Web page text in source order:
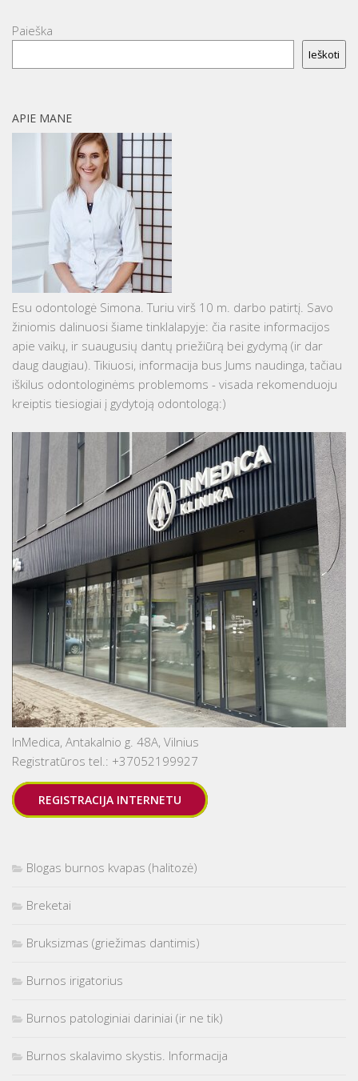
Paieška
Ieškoti
APIE MANE
Esu odontologė Simona. Turiu virš 10 m. darbo patirtį. Savo
žiniomis dalinuosi šiame tinklalapyje: čia rasite informacijos
apie vaikų, ir suaugusių dantų priežiūrą bei gydymą (ir dar
daug daugiau). Tikiuosi, informacija bus Jums naudinga, tačiau
iškilus odontologinėms problemoms - visada rekomenduoju
kreiptis tiesiogiai į gydytoją odontologą:)
InMedica, Antakalnio g. 48A, Vilnius
Registratūros tel.: +37052199927
REGISTRACIJA INTERNETU
Blogas burnos kvapas (halitozė)
Breketai
Bruksizmas (griežimas dantimis)
Burnos irigatorius
Burnos patologiniai dariniai (ir ne tik)
Burnos skalavimo skystis. Informacija